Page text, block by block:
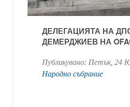
ДЕЛЕГАЦИЯТА НА
ДЕМЕРДЖИЕВ НА
Публикувано: Петък, 24
Народно събрание